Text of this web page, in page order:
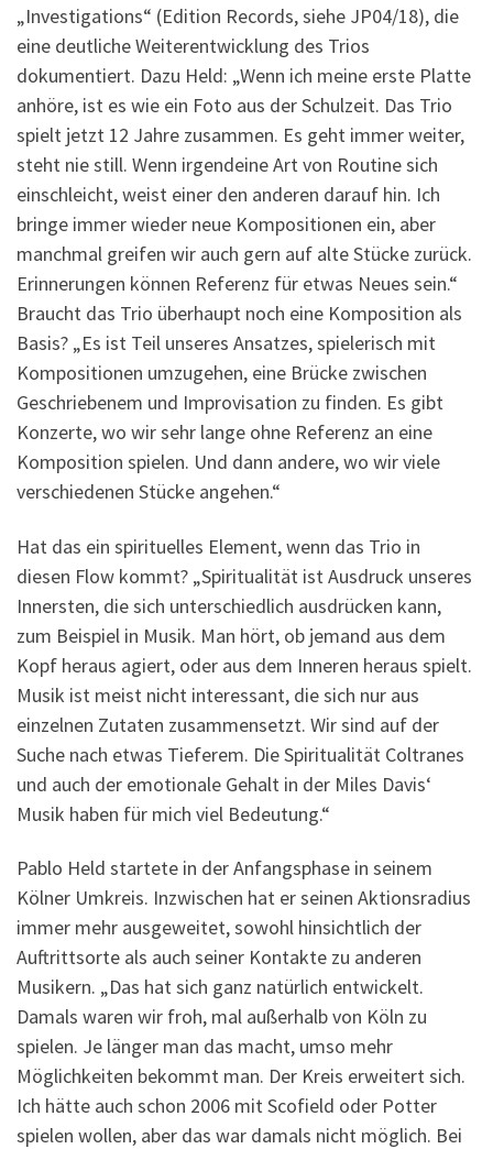
„Investigations“ (Edition Records, siehe JP04/18), die
eine deutliche Weiterentwicklung des Trios
dokumentiert. Dazu Held: „Wenn ich meine erste Platte
anhöre, ist es wie ein Foto aus der Schulzeit. Das Trio
spielt jetzt 12 Jahre zusammen. Es geht immer weiter,
steht nie still. Wenn irgendeine Art von Routine sich
einschleicht, weist einer den anderen darauf hin. Ich
bringe immer wieder neue Kompositionen ein, aber
manchmal greifen wir auch gern auf alte Stücke zurück.
Erinnerungen können Referenz für etwas Neues sein.“
Braucht das Trio überhaupt noch eine Komposition als
Basis? „Es ist Teil unseres Ansatzes, spielerisch mit
Kompositionen umzugehen, eine Brücke zwischen
Geschriebenem und Improvisation zu finden. Es gibt
Konzerte, wo wir sehr lange ohne Referenz an eine
Komposition spielen. Und dann andere, wo wir viele
verschiedenen Stücke angehen.“
Hat das ein spirituelles Element, wenn das Trio in
diesen Flow kommt? „Spiritualität ist Ausdruck unseres
Innersten, die sich unterschiedlich ausdrücken kann,
zum Beispiel in Musik. Man hört, ob jemand aus dem
Kopf heraus agiert, oder aus dem Inneren heraus spielt.
Musik ist meist nicht interessant, die sich nur aus
einzelnen Zutaten zusammensetzt. Wir sind auf der
Suche nach etwas Tieferem. Die Spiritualität Coltranes
und auch der emotionale Gehalt in der Miles Davis‘
Musik haben für mich viel Bedeutung.“
Pablo Held startete in der Anfangsphase in seinem
Kölner Umkreis. Inzwischen hat er seinen Aktionsradius
immer mehr ausgeweitet, sowohl hinsichtlich der
Auftrittsorte als auch seiner Kontakte zu anderen
Musikern. „Das hat sich ganz natürlich entwickelt.
Damals waren wir froh, mal außerhalb von Köln zu
spielen. Je länger man das macht, umso mehr
Möglichkeiten bekommt man. Der Kreis erweitert sich.
Ich hätte auch schon 2006 mit Scofield oder Potter
spielen wollen, aber das war damals nicht möglich. Bei